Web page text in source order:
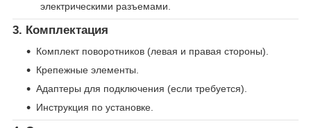
электрическими разъемами.
3. Комплектация
Комплект поворотников (левая и правая стороны).
Крепежные элементы.
Адаптеры для подключения (если требуется).
Инструкция по установке.